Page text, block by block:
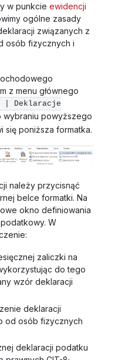
w punkcie ewidencji
ogólne zasady
związanych z
osób fizycznych i
z menu głównego
| Deklaracje
wybraniu powyższego
się poniższa formatka.
należy przycisnąć
belce formatki. Na
okno definiowania
W
zaliczki na
do tego
wzór deklaracji
deklaracji
od osób fizycznych
deklaracji podatku